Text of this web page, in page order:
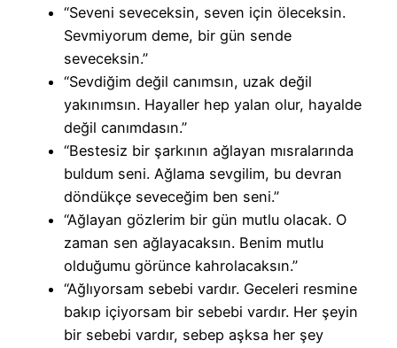
“Seveni seveceksin, seven için öleceksin.
Sevmiyorum deme, bir gün sende
seveceksin.”
“Sevdiğim değil canımsın, uzak değil
yakınımsın. Hayaller hep yalan olur, hayalde
değil canımdasın.”
“Bestesiz bir şarkının ağlayan mısralarında
buldum seni. Ağlama sevgilim, bu devran
döndükçe seveceğim ben seni.”
“Ağlayan gözlerim bir gün mutlu olacak. O
zaman sen ağlayacaksın. Benim mutlu
olduğumu görünce kahrolacaksın.”
“Ağlıyorsam sebebi vardır. Geceleri resmine
bakıp içiyorsam bir sebebi vardır. Her şeyin
bir sebebi vardır, sebep aşksa her şey